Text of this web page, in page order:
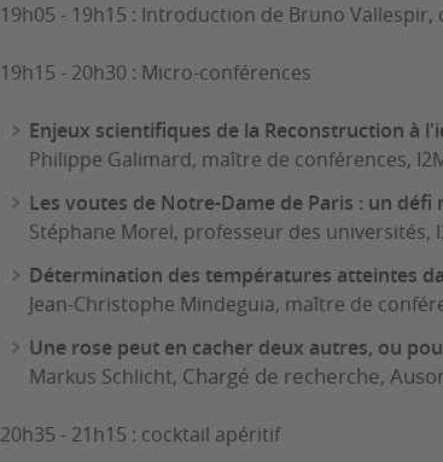
19h05 - 19h15 : Introduction de Bruno
19h15 - 20h30 : Micro-conférences
Enjeux scientifiques de la Reconstruction à
Philippe Galimard, maître de conférences,
Les voutes de Notre-Dame de Paris : un
Stéphane Morel, professeur des universités,
Détermination des températures atteintes
Jean-Christophe Mindeguia, maître de
Une rose peut en cacher deux autres, ou
Markus Schlicht, Chargé de recherche,
20h35 - 21h15 : cocktail apéritif